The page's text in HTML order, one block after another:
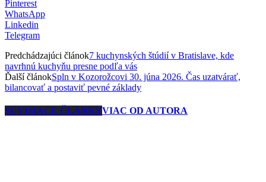
Pinterest
WhatsApp
Linkedin
Telegram
Predchádzajúci článok7 kuchynských štúdií v Bratislave, kde
navrhnú kuchyňu presne podľa vás
Ďalší článokSpln v Kozorožcovi 30. júna 2026. Čas uzatvárať,
bilancovať a postaviť pevné základy
SÚVISIACE ČLÁNKYVIAC OD AUTORA